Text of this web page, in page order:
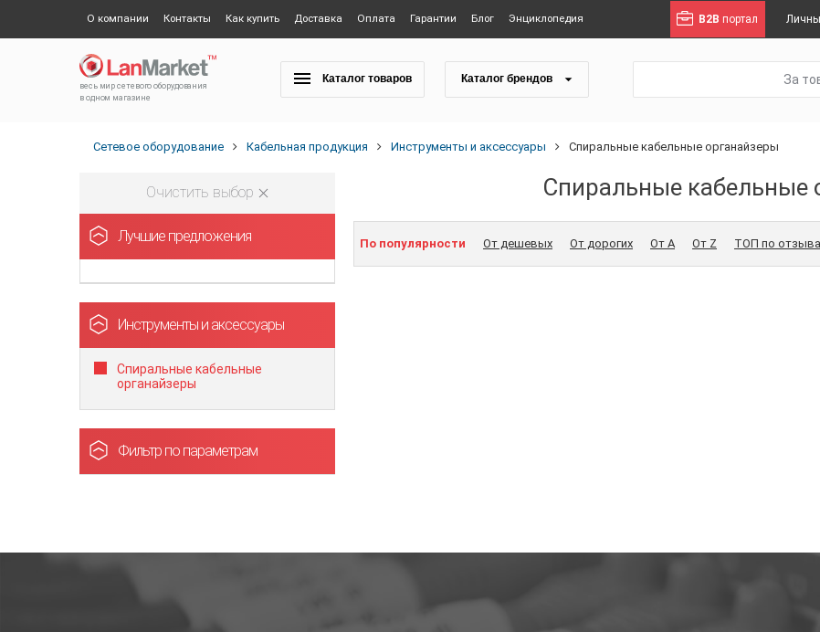
О компании Контакты Как купить Доставка Оплата Гарантии Блог Энциклопедия B2B портал
весь мир сетевого оборудования
в одном магазине
Каталог товаров Каталог брендов За
Сетевое оборудование Кабельная продукция Инструменты и аксессуары Спиральные кабельные органайзеры
Очистить выбор
Лучшие предложения
Инструменты и аксессуары
Спиральные кабельные
органайзеры
Фильтр по параметрам
Спиральные кабельные
По популярности От дешевых От дорогих От A От Z ТОП по